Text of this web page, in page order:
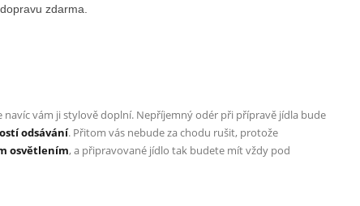
zdarma.
vám ji stylově doplní. Nepříjemný odér při přípravě jídla bude
odsávání. Přitom vás nebude za chodu rušit, protože
osvětlením, a připravované jídlo tak budete mít vždy pod